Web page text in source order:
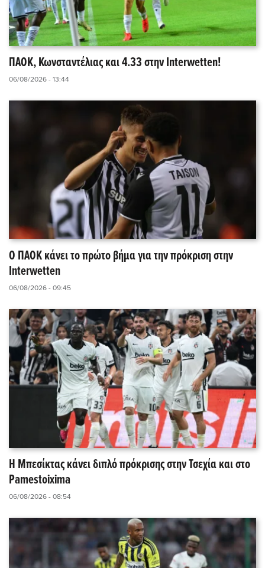
ΠΑΟΚ, Κωνσταντέλιας και 4.33 στην Interwetten!
06/08/2026 - 13:44
Ο ΠΑΟΚ κάνει το πρώτο βήμα για την πρόκριση στην
Interwetten
06/08/2026 - 09:45
Η Μπεσίκτας κάνει διπλό πρόκρισης στην Τσεχία και στο
Pamestoixima
06/08/2026 - 08:54